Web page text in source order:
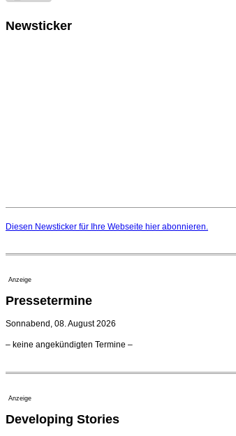
Newsticker
Diesen Newsticker für Ihre Webseite hier abonnieren.
Anzeige
Pressetermine
Sonnabend, 08. August 2026
– keine angekündigten Termine –
Anzeige
Developing Stories